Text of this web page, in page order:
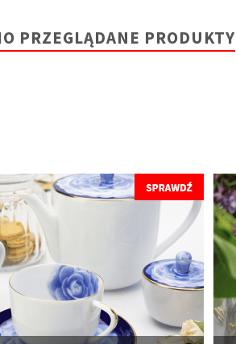
PRZEGLĄDANE PRODUKTY